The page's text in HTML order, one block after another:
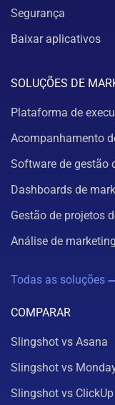
Segurança
Baixar aplicativos
SOLUÇÕES DE
Plataforma de
Acompanhamento
Software de gestão
Dashboards de
Gestão de projetos
Análise de marketing
Todas as soluções
COMPARAR
Slingshot vs Asana
Slingshot vs
Slingshot vs ClickUp